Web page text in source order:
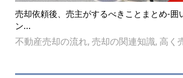
売却依頼後、売主がするべきことまとめ-囲
ン...
不動産売却の流れ, 売却の関連知識, 高く